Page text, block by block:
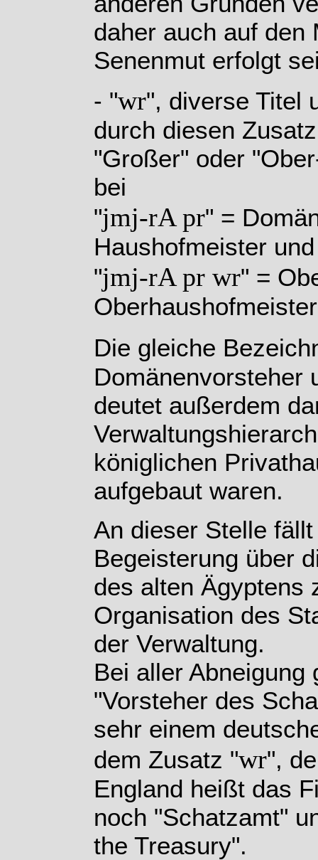
daher auch auf den
Senenmut erfolgt
- "wr", diverse Titel
durch diesen
"Großer" oder
bei
"jmj-rA pr" =
Haushofmeister und
"jmj-rA pr wr" =
Die gleiche
Domänenvorsteher
deutet außerdem
königlichen
aufgebaut waren.
An dieser Stelle
Begeisterung über
des alten Ägyptens
Organisation des
der Verwaltung.
Bei aller Abneigung
"Vorsteher des
sehr einem
dem Zusatz "wr",
England heißt das
noch "Schatzamt"
the Treasury".